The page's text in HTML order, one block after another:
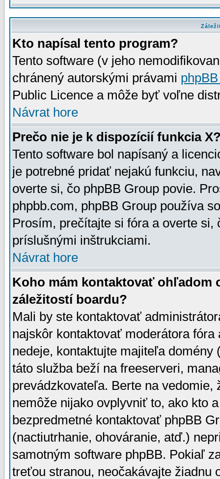
Kto napísal tento program?
Tento software (v jeho
chránený autorskými právami
Public Licence a môže byť voľne
Návrat hore
Prečo nie je k dispozícií funkcia
Tento software bol napísaný a
je potrebné pridať nejakú funkciu,
overte si, čo phpBB Group povie.
phpbb.com, phpBB Group používa
Prosím, prečítajte si fóra a overte
príslušnými inštrukciami.
Návrat hore
Koho mám kontaktovať ohľadom
záležitostí boardu?
Mali by ste kontaktovať
najskôr kontaktovať moderátora
nedeje, kontaktujte majiteľa
táto služba beží na freeserveri,
prevádzkovateľa. Berte na vedomie,
nemôže nijako ovplyvniť to, ako kto
bezpredmetné kontaktovať phpBB
(nactiutrhanie, ohováranie, atď.)
samotným software phpBB. Pokiaľ
treťou stranou, neočakávajte žiadnu